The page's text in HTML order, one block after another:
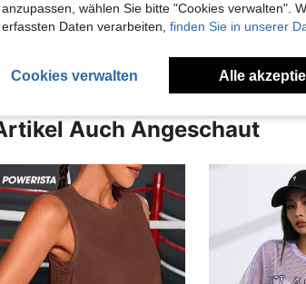
Mehr Bewertungen Ansehen
Auch Angeschaut
anzupassen, wählen Sie bitte "Cookies verwalten".
erfassten Daten verarbeiten, finden Sie in unserer
Cookies verwalten Alle